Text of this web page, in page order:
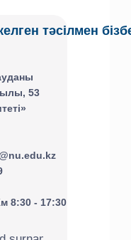
тәсілмен
53
8:30 - 17:30